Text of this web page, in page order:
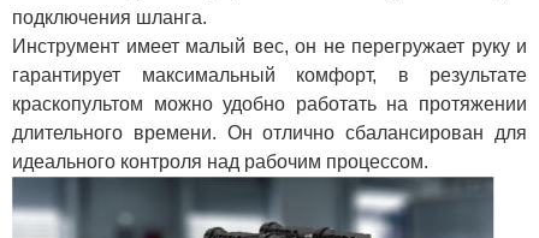
подключения шланга.
Инструмент имеет малый вес, он не перегружает руку и
гарантирует максимальный комфорт, в результате
краскопультом можно удобно работать на протяжении
длительного времени. Он отлично сбалансирован для
идеального контроля над рабочим процессом.